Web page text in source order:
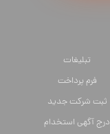
تبلیغات
فرم پرداخت
ثبت شرکت جدید
درج آگهی استخدام